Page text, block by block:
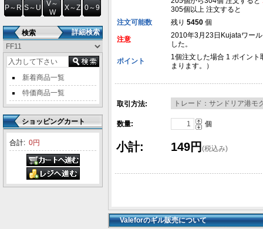
P～R S～U
V～
W
X～Z 0～9
検索 詳細検索
新着商品一覧
特価商品一覧
ショッピングカート
合計: 0円
305個以上 注文すると
注文可能数
残り 5450 個
注意
2010年3月23日Kujataワー
した。
ポイント
1個注文した場合 1 ポイン
まります。）
取引方法:
数量: 個
小計: 149円 (税込み)
Valeforのギル販売について